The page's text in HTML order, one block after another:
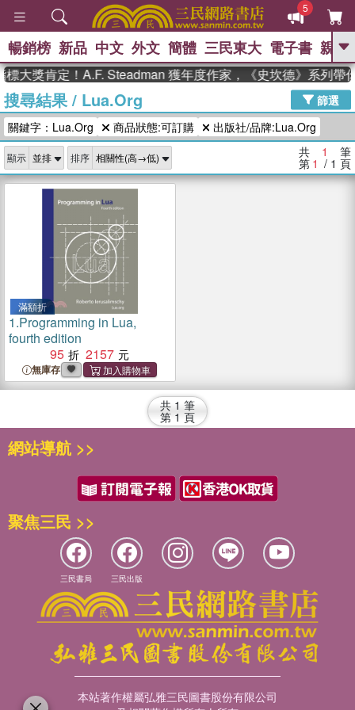
5
GO
高希均教授回憶錄
、 The Odyssey 、 父親節 、 如果歷
史是一群喵 、 暑期推薦 、 國際布克
獎 臺灣漫遊錄 、 方念華 、 台灣的李
登輝時代
數學女孩：黎曼猜想 、
偉大的迷走神經
暢銷榜 新品 中文 外文 簡體 三民東大 電子書 親子
大獎肯定！A.F. Steadman 獲年度作家，《史坎德》系列帶
搜尋結果/ Lua.Org
篩選
關鍵字：Lua.Org
商品狀態:可訂購 出版社/品牌:Lua.Org
顯示 排序 共 1 筆
第 1 / 1 頁
滿額折
1.Programming in Lua,
fourth edition
95
2157
無庫存
共 1 筆
第 1 頁
網站導航 >>
聚焦三民 >>
三民書局 三民出版
本站著作權屬弘雅三民圖書股份有限公司